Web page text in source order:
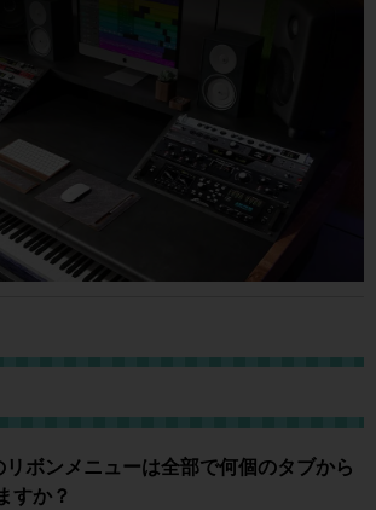
ボンメニューは全部で何個のタブから
すか？